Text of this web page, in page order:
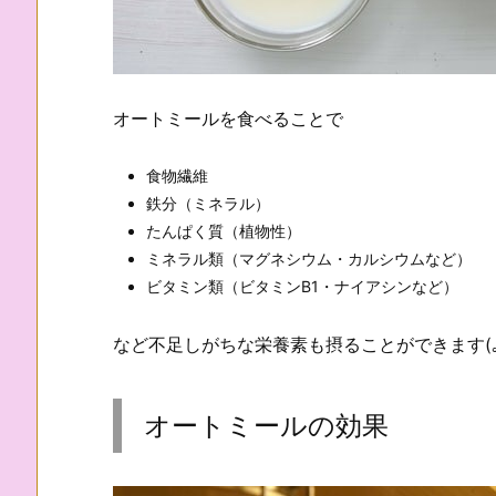
オートミールを食べることで
食物繊維
鉄分（ミネラル）
たんぱく質（植物性）
ミネラル類（マグネシウム・カルシウムなど）
ビタミン類（ビタミンB1・ナイアシンなど）
など不足しがちな栄養素も摂ることができます
オートミールの効果